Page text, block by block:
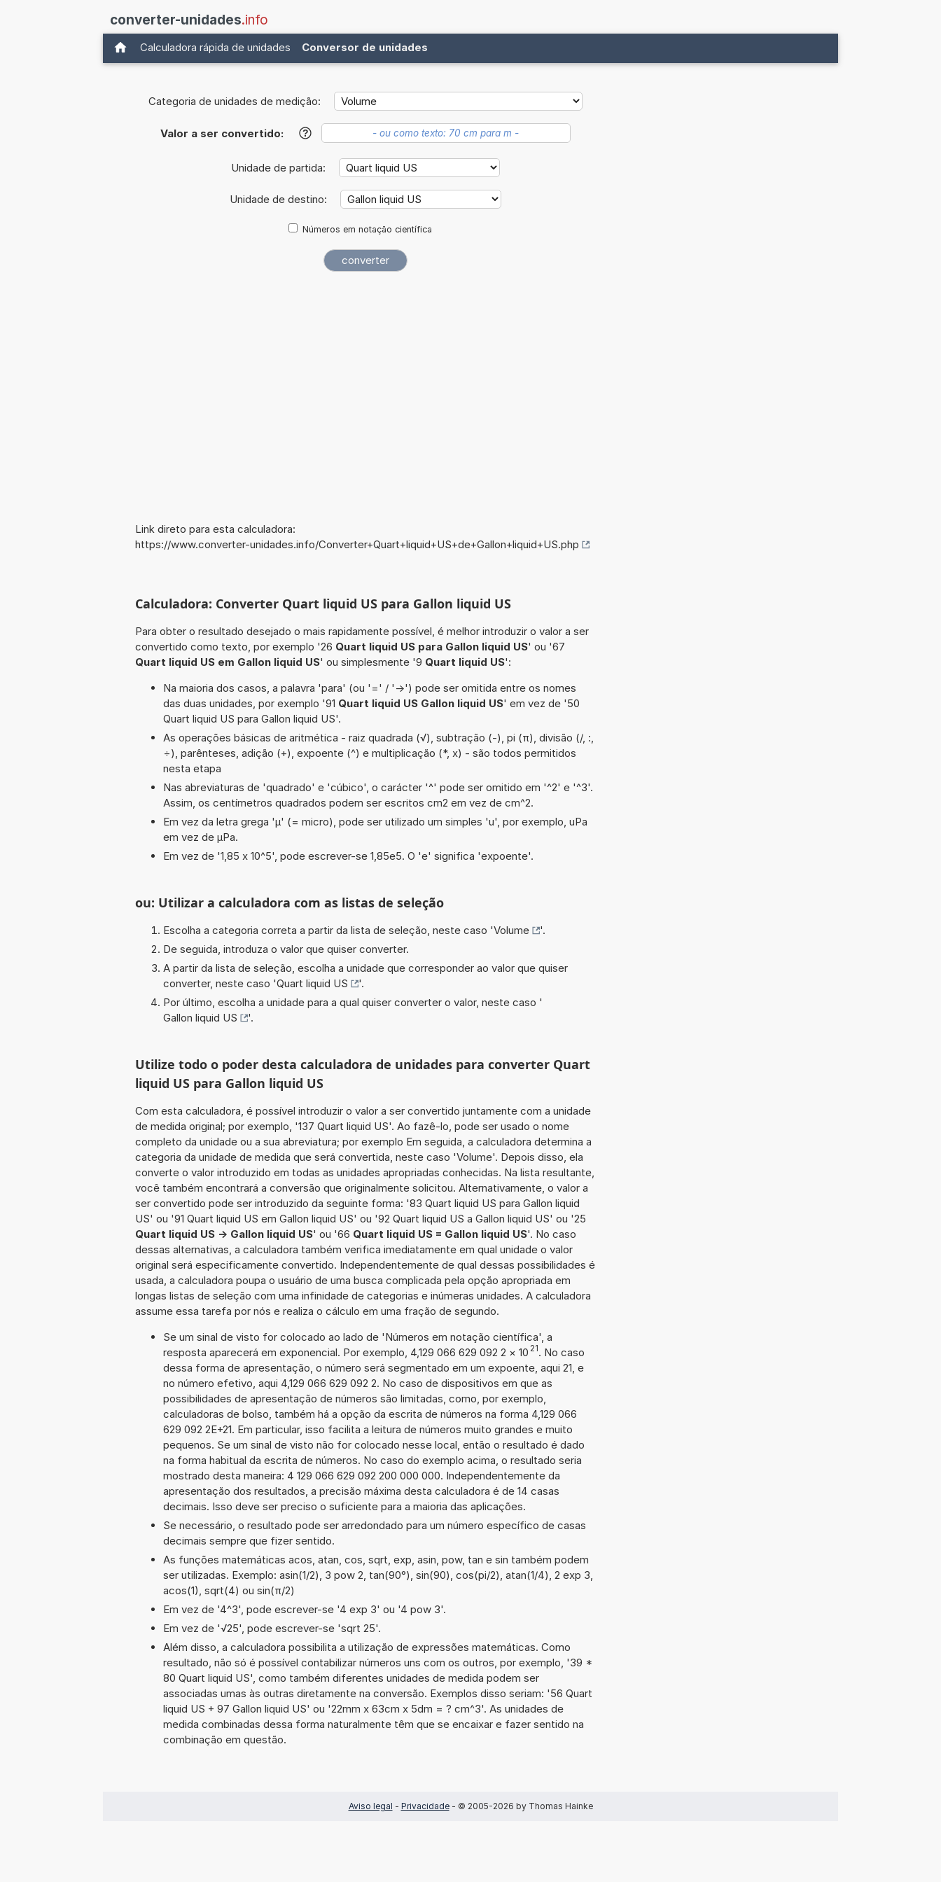
converter-unidades.info
Calculadora rápida de unidades Conversor de unidades
Categoria de unidades de medição:
Valor a ser convertido: ?
Unidade de partida:
Unidade de destino:
Números em notação científica
Link direto para esta calculadora:
https://www.converter-unidades.info/Converter+Quart+liquid+US+de+Gallon+liquid+US.php
Calculadora: Converter Quart liquid US para Gallon liquid US
Para obter o resultado desejado o mais rapidamente possível, é melhor introduzir o valor a ser
convertido como texto, por exemplo '26 Quart liquid US para Gallon liquid US' ou '67
Quart liquid US em Gallon liquid US' ou simplesmente '9 Quart liquid US':
Na maioria dos casos, a palavra 'para' (ou '=' / '->') pode ser omitida entre os nomes
das duas unidades, por exemplo '91 Quart liquid US Gallon liquid US' em vez de '50
Quart liquid US para Gallon liquid US'.
As operações básicas de aritmética - raiz quadrada (√), subtração (-), pi (π), divisão (/, :,
÷), parênteses, adição (+), expoente (^) e multiplicação (*, x) - são todos permitidos
nesta etapa
Nas abreviaturas de 'quadrado' e 'cúbico', o carácter '^' pode ser omitido em '^2' e '^3'.
Assim, os centímetros quadrados podem ser escritos cm2 em vez de cm^2.
Em vez da letra grega 'µ' (= micro), pode ser utilizado um simples 'u', por exemplo, uPa
em vez de µPa.
Em vez de '1,85 x 10^5', pode escrever-se 1,85e5. O 'e' significa 'expoente'.
ou: Utilizar a calculadora com as listas de seleção
Escolha a categoria correta a partir da lista de seleção, neste caso 'Volume
'.
De seguida, introduza o valor que quiser converter.
A partir da lista de seleção, escolha a unidade que corresponder ao valor que quiser
converter, neste caso 'Quart liquid US
'.
Por último, escolha a unidade para a qual quiser converter o valor, neste caso '
Gallon liquid US
'.
Utilize todo o poder desta calculadora de unidades para converter Quart
liquid US para Gallon liquid US
Com esta calculadora, é possível introduzir o valor a ser convertido juntamente com a unidade
de medida original; por exemplo, '137 Quart liquid US'. Ao fazê-lo, pode ser usado o nome
completo da unidade ou a sua abreviatura; por exemplo Em seguida, a calculadora determina a
categoria da unidade de medida que será convertida, neste caso 'Volume'. Depois disso, ela
converte o valor introduzido em todas as unidades apropriadas conhecidas. Na lista resultante,
você também encontrará a conversão que originalmente solicitou. Alternativamente, o valor a
ser convertido pode ser introduzido da seguinte forma: '83 Quart liquid US para Gallon liquid
US' ou '91 Quart liquid US em Gallon liquid US' ou '92 Quart liquid US a Gallon liquid US' ou '25
Quart liquid US -> Gallon liquid US' ou '66 Quart liquid US = Gallon liquid US'. No caso
dessas alternativas, a calculadora também verifica imediatamente em qual unidade o valor
original será especificamente convertido. Independentemente de qual dessas possibilidades é
usada, a calculadora poupa o usuário de uma busca complicada pela opção apropriada em
longas listas de seleção com uma infinidade de categorias e inúmeras unidades. A calculadora
assume essa tarefa por nós e realiza o cálculo em uma fração de segundo.
Se um sinal de visto for colocado ao lado de 'Números em notação científica', a
resposta aparecerá em exponencial. Por exemplo, 4,129 066 629 092 2 × 10 21. No caso
dessa forma de apresentação, o número será segmentado em um expoente, aqui 21, e
no número efetivo, aqui 4,129 066 629 092 2. No caso de dispositivos em que as
possibilidades de apresentação de números são limitadas, como, por exemplo,
calculadoras de bolso, também há a opção da escrita de números na forma 4,129 066
629 092 2E+21. Em particular, isso facilita a leitura de números muito grandes e muito
pequenos. Se um sinal de visto não for colocado nesse local, então o resultado é dado
na forma habitual da escrita de números. No caso do exemplo acima, o resultado seria
mostrado desta maneira: 4 129 066 629 092 200 000 000. Independentemente da
apresentação dos resultados, a precisão máxima desta calculadora é de 14 casas
decimais. Isso deve ser preciso o suficiente para a maioria das aplicações.
Se necessário, o resultado pode ser arredondado para um número específico de casas
decimais sempre que fizer sentido.
As funções matemáticas acos, atan, cos, sqrt, exp, asin, pow, tan e sin também podem
ser utilizadas. Exemplo: asin(1/2), 3 pow 2, tan(90°), sin(90), cos(pi/2), atan(1/4), 2 exp 3,
acos(1), sqrt(4) ou sin(π/2)
Em vez de '4^3', pode escrever-se '4 exp 3' ou '4 pow 3'.
Em vez de '√25', pode escrever-se 'sqrt 25'.
Além disso, a calculadora possibilita a utilização de expressões matemáticas. Como
resultado, não só é possível contabilizar números uns com os outros, por exemplo, '39 *
80 Quart liquid US', como também diferentes unidades de medida podem ser
associadas umas às outras diretamente na conversão. Exemplos disso seriam: '56 Quart
liquid US + 97 Gallon liquid US' ou '22mm x 63cm x 5dm = ? cm^3'. As unidades de
medida combinadas dessa forma naturalmente têm que se encaixar e fazer sentido na
combinação em questão.
Aviso legal - Privacidade- © 2005-2026 by Thomas Hainke